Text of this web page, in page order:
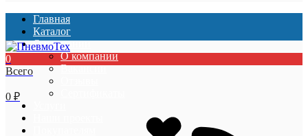
Главная
Каталог
О компании
О компании
Вакансии
0
Всего
0 ₽